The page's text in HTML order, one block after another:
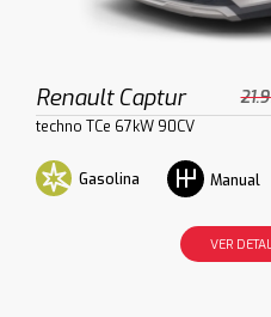
Renault Captur
techno TCe 67kW 90CV
Gasolina Manual
VER